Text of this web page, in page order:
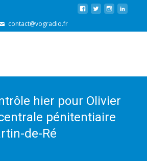
contact@vogradio.fr
hier pour Olivier
pénitentiaire
de-Ré